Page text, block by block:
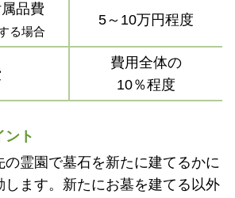
品費
る場合
5～10万円程度
費用全体の
10％程度
ント
の霊園で墓石を新たに建てるかに
します。新たにお墓を建てる以外